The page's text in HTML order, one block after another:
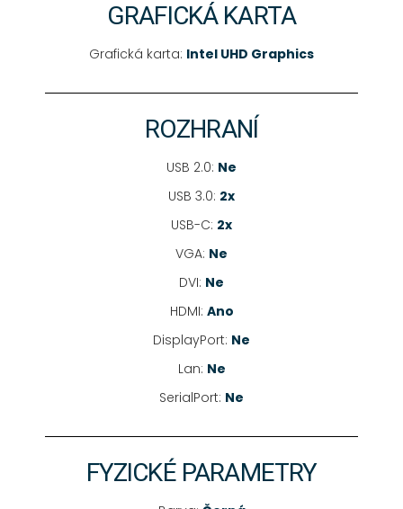
GRAFICKÁ KARTA
Grafická karta: Intel UHD Graphics
ROZHRANÍ
USB 2.0: Ne
USB 3.0: 2x
USB-C: 2x
VGA: Ne
DVI: Ne
HDMI: Ano
DisplayPort: Ne
Lan: Ne
SerialPort: Ne
FYZICKÉ PARAMETRY